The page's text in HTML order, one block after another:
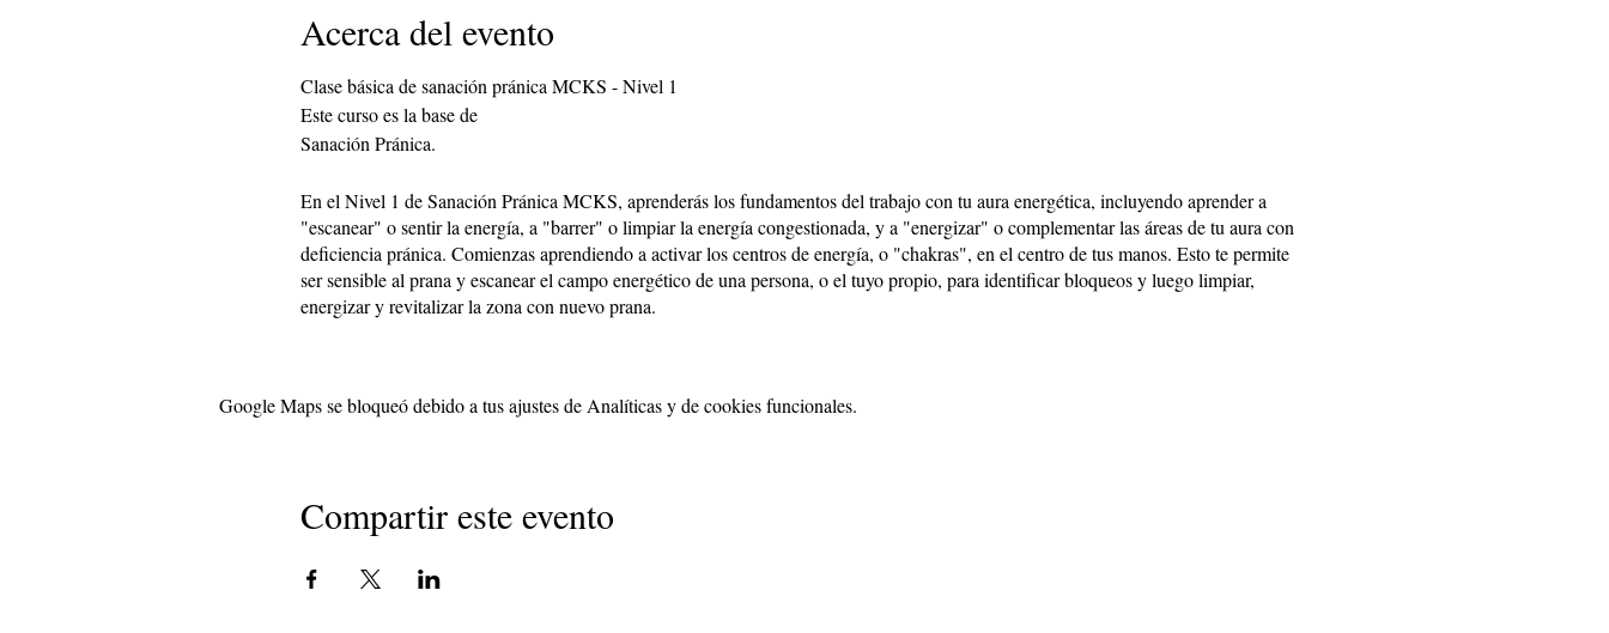
Acerca del evento
Clase básica de sanación pránica MCKS - Nivel 1
Este curso es la base de
Sanación Pránica.
En el Nivel 1 de Sanación Pránica MCKS, aprenderás los fundamentos del trabajo con tu aura energética, incluyendo aprender a
"escanear" o sentir la energía, a "barrer" o limpiar la energía congestionada, y a "energizar" o complementar las áreas de tu aura con
deficiencia pránica. Comienzas aprendiendo a activar los centros de energía, o "chakras", en el centro de tus manos. Esto te permite
ser sensible al prana y escanear el campo energético de una persona, o el tuyo propio, para identificar bloqueos y luego limpiar,
energizar y revitalizar la zona con nuevo prana.
-Hacerse sensible a la energía
-Descubre el Cuerpo Energético
-Identificar bloqueos
Google Maps se bloqueó debido a tus ajustes de Analíticas y de cookies funcionales.
Compartir este evento